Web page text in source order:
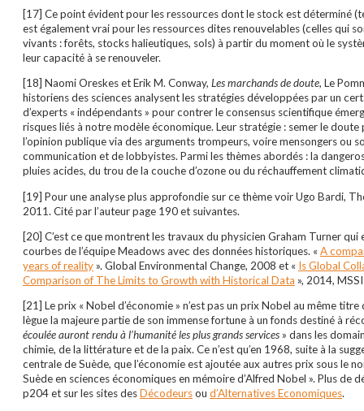
[17] Ce point évident pour les ressources dont le stock est déterminé
est également vrai pour les ressources dites renouvelables (celles qui
vivants : forêts, stocks halieutiques, sols) à partir du moment où le
leur capacité à se renouveler.
[18] Naomi Oreskes et Erik M. Conway, Les marchands de doute, Le
historiens des sciences analysent les stratégies développées par un
d’experts « indépendants » pour contrer le consensus scientifique
risques liés à notre modèle économique. Leur stratégie : semer le
l’opinion publique via des arguments trompeurs, voire mensongers ou
communication et de lobbyistes. Parmi les thèmes abordés : la
pluies acides, du trou de la couche d’ozone ou du réchauffement
[19] Pour une analyse plus approfondie sur ce thème voir Ugo Bardi,
2011. Cité par l’auteur page 190 et suivantes.
[20] C’est ce que montrent les travaux du physicien Graham Turner
courbes de l’équipe Meadows avec des données historiques. «A
years of reality». Global Environmental Change, 2008 et « Is Global
Comparison of The Limits to Growth with Historical Data », 2014,
[21] Le prix « Nobel d’économie » n’est pas un prix Nobel au même
lègue la majeure partie de son immense fortune à un fonds destiné à
écoulée auront rendu à l’humanité les plus grands services» dans les
chimie, de la littérature et de la paix. Ce n’est qu’en 1968, suite à la
centrale de Suède, que l’économie est ajoutée aux autres prix sous le
Suède en sciences économiques en mémoire d’Alfred Nobel ». Plus de
p204 et sur les sites desDécodeursou d’Alternatives Economiques.